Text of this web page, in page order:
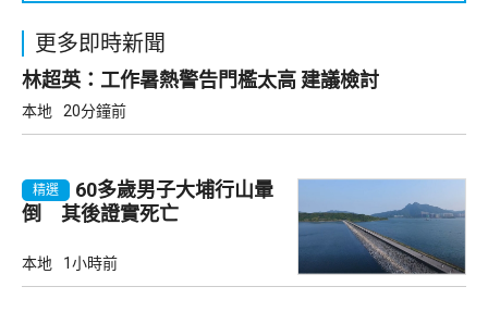
更多即時新聞
林超英：工作暑熱警告門檻太高 建議檢討
本地 20分鐘前
精選
60多歲男子大埔行山暈
倒 其後證實死亡
本地 1小時前